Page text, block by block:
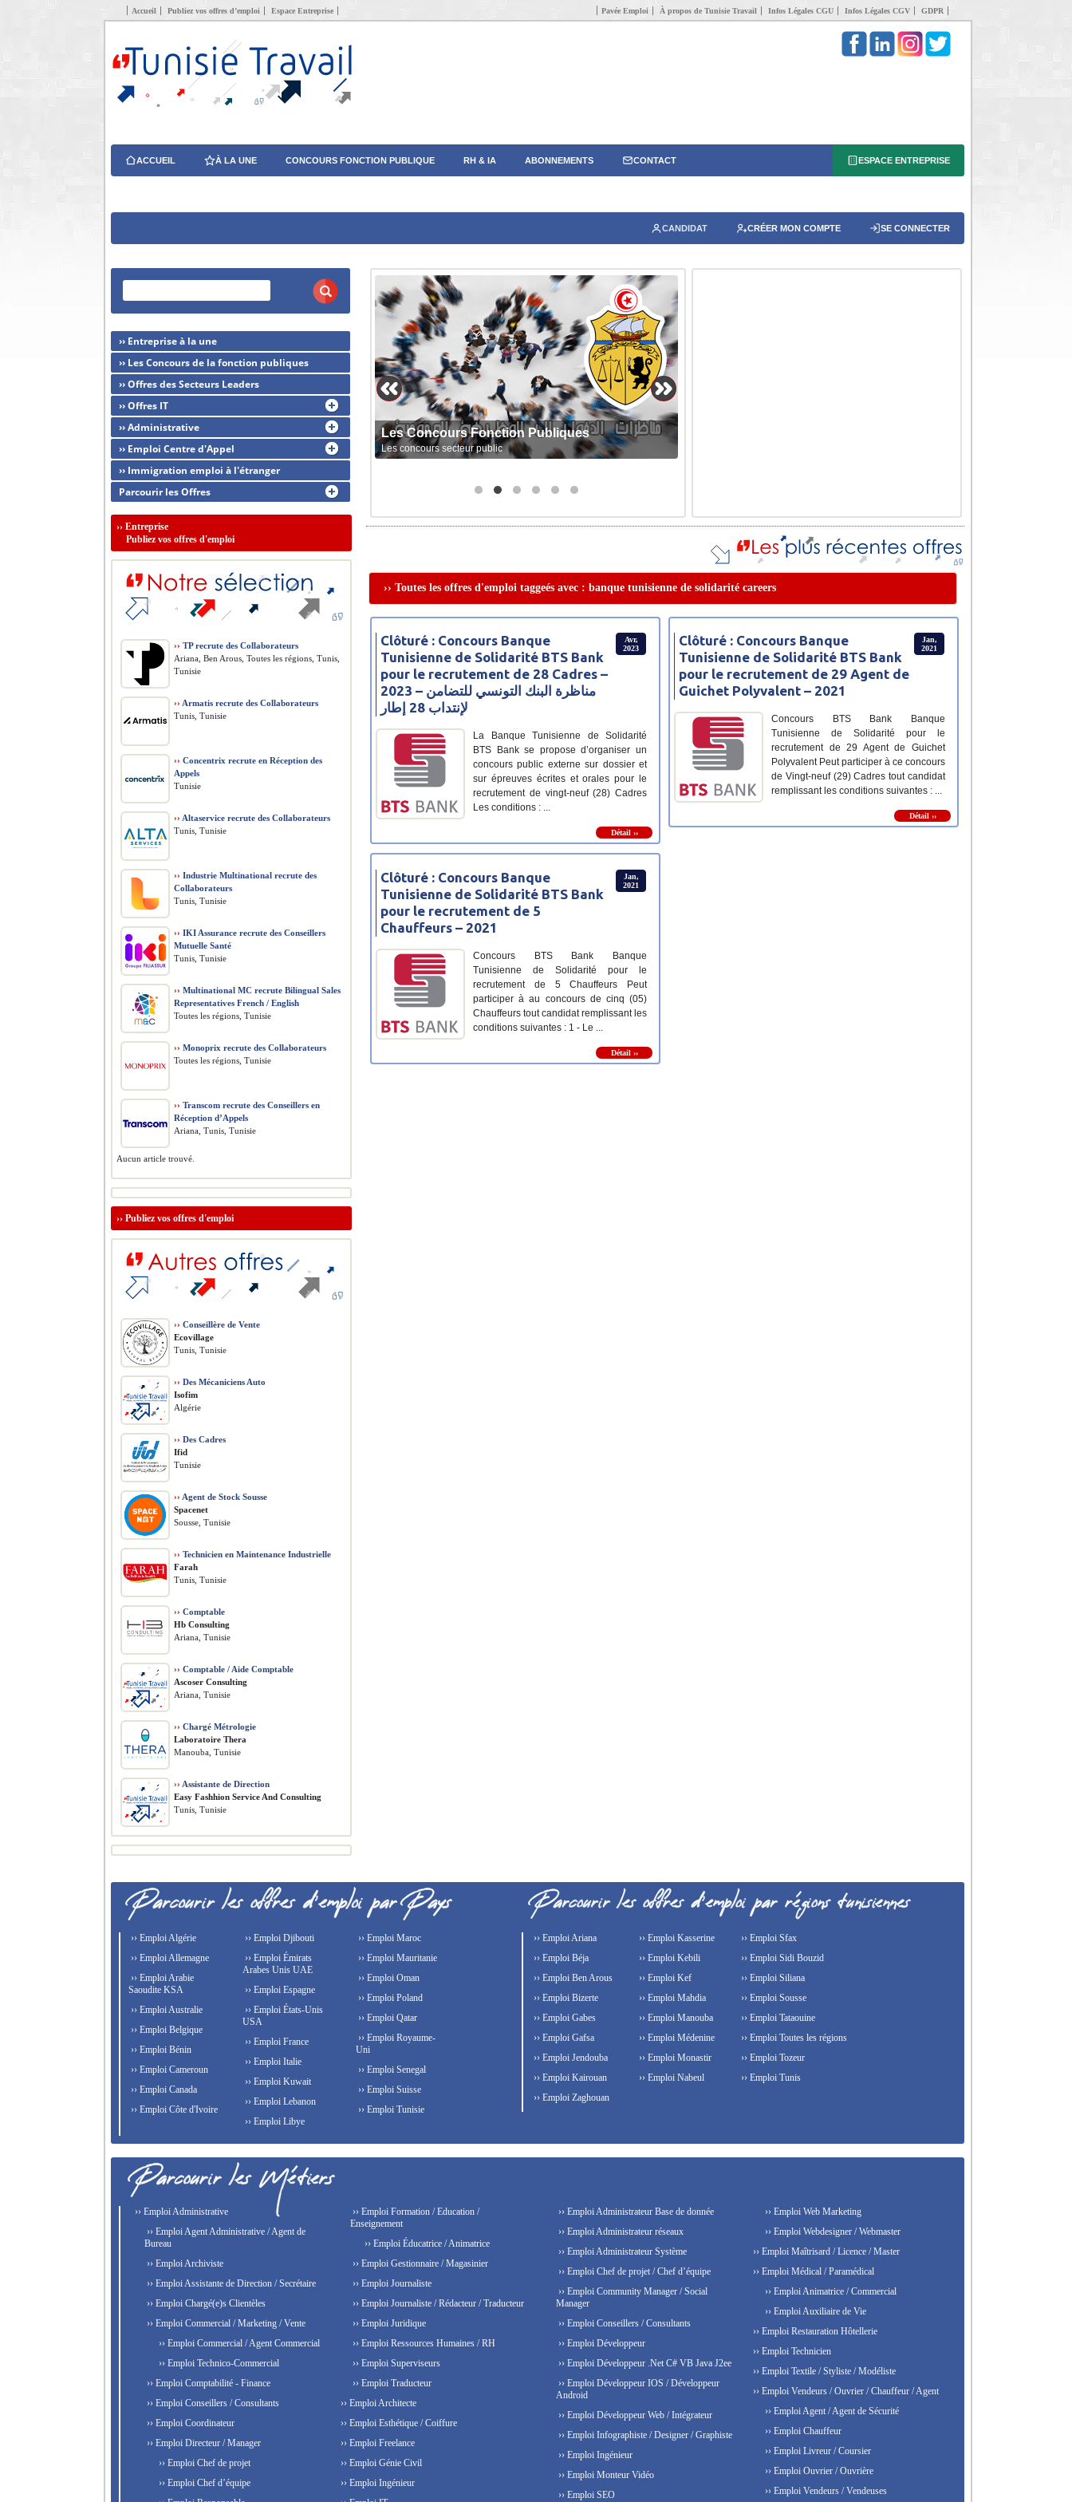
Accueil Publiez vos offres d’emploi Espace Entreprise Pavée Emploi À propos de Tunisie Travail Infos Légales CGU Infos Légales CGV GDPR
ACCUEIL À LA UNE CONCOURS FONCTION PUBLIQUE RH & IA ABONNEMENTS CONTACT ESPACE ENTREPRISE
CANDIDAT CRÉER MON COMPTE SE CONNECTER
Les Concours Fonction Publiques
Les concours secteur public
›› Toutes les offres d'emploi taggeés avec : banque tunisienne de solidarité careers
Avr,
2023
Clôturé : Concours Banque
Tunisienne de Solidarité BTS Bank
pour le recrutement de 28 Cadres –
2023 – مناظرة البنك التونسي للتضامن
لإنتداب 28 إطار
La Banque Tunisienne de Solidarité
BTS Bank se propose d’organiser un
concours public externe sur dossier et
sur épreuves écrites et orales pour le
recrutement de vingt-neuf (28) Cadres
Les conditions : ...
Détail ››
Jan,
2021
Clôturé : Concours Banque
Tunisienne de Solidarité BTS Bank
pour le recrutement de 29 Agent de
Guichet Polyvalent – 2021
Concours BTS Bank Banque
Tunisienne de Solidarité pour le
recrutement de 29 Agent de Guichet
Polyvalent Peut participer à ce concours
de Vingt-neuf (29) Cadres tout candidat
remplissant les conditions suivantes : ...
Détail ››
Jan,
2021
Clôturé : Concours Banque
Tunisienne de Solidarité BTS Bank
pour le recrutement de 5
Chauffeurs – 2021
Concours BTS Bank Banque
Tunisienne de Solidarité pour le
recrutement de 5 Chauffeurs Peut
participer à au concours de cinq (05)
Chauffeurs tout candidat remplissant les
conditions suivantes : 1 - Le ...
Détail ››
›› Entreprise à la une
›› Les Concours de la fonction publiques
›› Offres des Secteurs Leaders
›› Offres IT
›› Administrative
›› Emploi Centre d'Appel
›› Immigration emploi à l'étranger
Parcourir les Offres
›› Entreprise
Publiez vos offres d'emploi
›› TP recrute des Collaborateurs
Ariana, Ben Arous, Toutes les régions, Tunis,
Tunisie
›› Armatis recrute des Collaborateurs
Tunis, Tunisie
›› Concentrix recrute en Réception des
Appels
Tunisie
›› Altaservice recrute des Collaborateurs
Tunis, Tunisie
›› Industrie Multinational recrute des
Collaborateurs
Tunis, Tunisie
›› IKI Assurance recrute des Conseillers
Mutuelle Santé
Tunis, Tunisie
›› Multinational MC recrute Bilingual Sales
Representatives French / English
Toutes les régions, Tunisie
›› Monoprix recrute des Collaborateurs
Toutes les régions, Tunisie
›› Transcom recrute des Conseillers en
Réception d’Appels
Ariana, Tunis, Tunisie
Aucun article trouvé.
›› Publiez vos offres d'emploi
›› Conseillère de Vente
Ecovillage
Tunis, Tunisie
›› Des Mécaniciens Auto
Isofim
Algérie
›› Des Cadres
Ifid
Tunisie
›› Agent de Stock Sousse
Spacenet
Sousse, Tunisie
›› Technicien en Maintenance Industrielle
Farah
Tunis, Tunisie
›› Comptable
Hb Consulting
Ariana, Tunisie
›› Comptable / Aide Comptable
Ascoser Consulting
Ariana, Tunisie
›› Chargé Métrologie
Laboratoire Thera
Manouba, Tunisie
›› Assistante de Direction
Easy Fashhion Service And Consulting
Tunis, Tunisie
›› Emploi Algérie
›› Emploi Allemagne
›› Emploi Arabie
Saoudite KSA
›› Emploi Australie
›› Emploi Belgique
›› Emploi Bénin
›› Emploi Cameroun
›› Emploi Canada
›› Emploi Côte d'Ivoire
›› Emploi Djibouti
›› Emploi Émirats
Arabes Unis UAE
›› Emploi Espagne
›› Emploi États-Unis
USA
›› Emploi France
›› Emploi Italie
›› Emploi Kuwait
›› Emploi Lebanon
›› Emploi Libye
›› Emploi Maroc
›› Emploi Mauritanie
›› Emploi Oman
›› Emploi Poland
›› Emploi Qatar
›› Emploi Royaume-
Uni
›› Emploi Senegal
›› Emploi Suisse
›› Emploi Tunisie
›› Emploi Ariana
›› Emploi Béja
›› Emploi Ben Arous
›› Emploi Bizerte
›› Emploi Gabes
›› Emploi Gafsa
›› Emploi Jendouba
›› Emploi Kairouan
›› Emploi Kasserine
›› Emploi Kebili
›› Emploi Kef
›› Emploi Mahdia
›› Emploi Manouba
›› Emploi Médenine
›› Emploi Monastir
›› Emploi Nabeul
›› Emploi Sfax
›› Emploi Sidi Bouzid
›› Emploi Siliana
›› Emploi Sousse
›› Emploi Tataouine
›› Emploi Toutes les régions
›› Emploi Tozeur
›› Emploi Tunis
›› Emploi Zaghouan
›› Emploi Administrative
›› Emploi Agent Administrative / Agent de
Bureau
›› Emploi Archiviste
›› Emploi Assistante de Direction / Secrétaire
›› Emploi Chargé(e)s Clientèles
›› Emploi Commercial / Marketing / Vente
›› Emploi Commercial / Agent Commercial
›› Emploi Technico-Commercial
›› Emploi Comptabilité - Finance
›› Emploi Conseillers / Consultants
›› Emploi Coordinateur
›› Emploi Directeur / Manager
›› Emploi Chef de projet
›› Emploi Chef d’équipe
›› Emploi Formation / Education /
Enseignement
›› Emploi Éducatrice / Animatrice
›› Emploi Gestionnaire / Magasinier
›› Emploi Journaliste
›› Emploi Journaliste / Rédacteur / Traducteur
›› Emploi Juridique
›› Emploi Ressources Humaines / RH
›› Emploi Superviseurs
›› Emploi Traducteur
›› Emploi Architecte
›› Emploi Esthétique / Coiffure
›› Emploi Freelance
›› Emploi Génie Civil
›› Emploi Ingénieur
›› Emploi Administrateur Base de donnée
›› Emploi Administrateur réseaux
›› Emploi Administrateur Système
›› Emploi Chef de projet / Chef d’équipe
›› Emploi Community Manager / Social
Manager
›› Emploi Conseillers / Consultants
›› Emploi Développeur
›› Emploi Développeur .Net C# VB Java J2ee
›› Emploi Développeur IOS / Développeur
Android
›› Emploi Développeur Web / Intégrateur
›› Emploi Infographiste / Designer / Graphiste
›› Emploi Ingénieur
›› Emploi Monteur Vidéo
›› Emploi SEO
›› Emploi Web Marketing
›› Emploi Webdesigner / Webmaster
›› Emploi Maîtrisard / Licence / Master
›› Emploi Médical / Paramédical
›› Emploi Animatrice / Commercial
›› Emploi Auxiliaire de Vie
›› Emploi Restauration Hôtellerie
›› Emploi Technicien
›› Emploi Textile / Styliste / Modéliste
›› Emploi Vendeurs / Ouvrier / Chauffeur / Agent
›› Emploi Agent / Agent de Sécurité
›› Emploi Chauffeur
›› Emploi Livreur / Coursier
›› Emploi Ouvrier / Ouvrière
›› Emploi Vendeurs / Vendeuses